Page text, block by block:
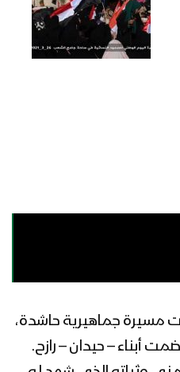
دنا | عيسى الليث
– السيد حسن نصر الله
الله 1443 هـ
أنصار الله 1443هـ
جماهيرية حاشدة،
أبناء – حيدان – رازح.